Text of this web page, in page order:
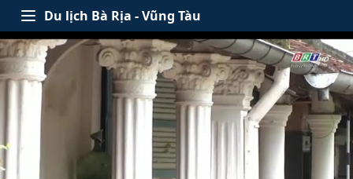
Skip to content
Open menu
Du lịch Bà Rịa - Vũng Tàu